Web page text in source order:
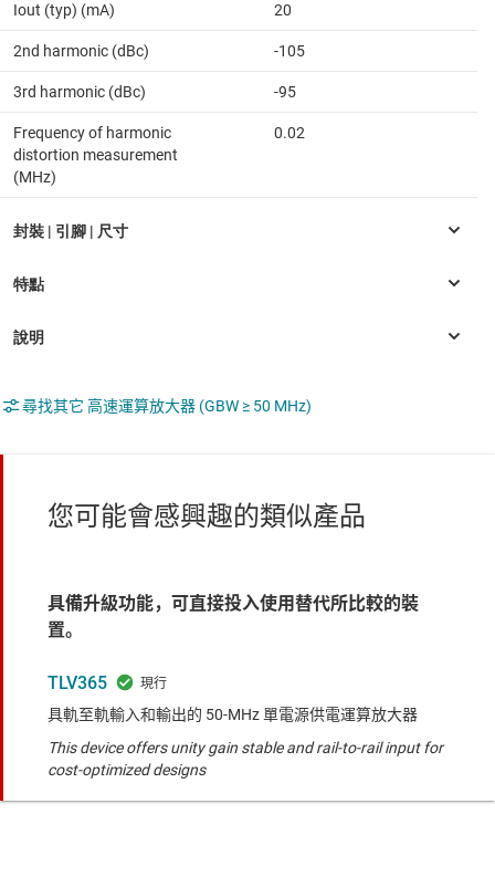
Iout (typ) (mA) 20
2nd harmonic (dBc) -105
3rd harmonic (dBc) -95
Frequency of harmonic
distortion measurement
(MHz)
0.02
尋找其它 高速運算放大器 (GBW ≥ 50 MHz)
您可能會感興趣的類似產品
具備升級功能，可直接投入使用替代所比較的裝
置。
TLV365
具軌至軌輸入和輸出的 50-MHz 單電源供電運算放大器
This device offers unity gain stable and rail-to-rail input for
cost-optimized designs